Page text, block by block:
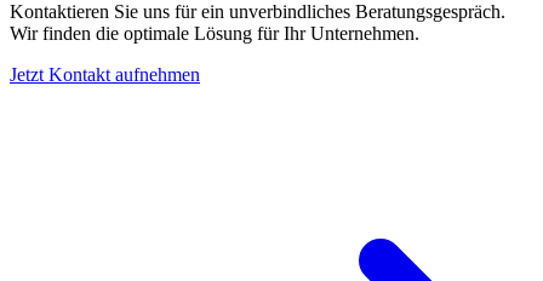
Kontaktieren Sie uns für ein unverbindliches Beratungsgespräch.
Wir finden die optimale Lösung für Ihr Unternehmen.
Jetzt Kontakt aufnehmen